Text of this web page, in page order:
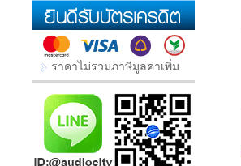
ราคาไม่รวมภาษีมูลค่าเพิ่ม